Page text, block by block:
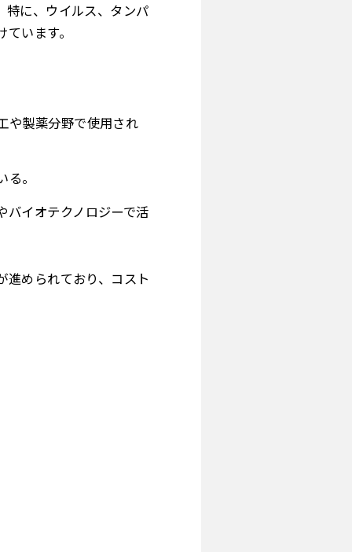
特に、ウイルス、タンパ
います。
や製薬分野で使用され
。
バイオテクノロジーで活
められており、コスト